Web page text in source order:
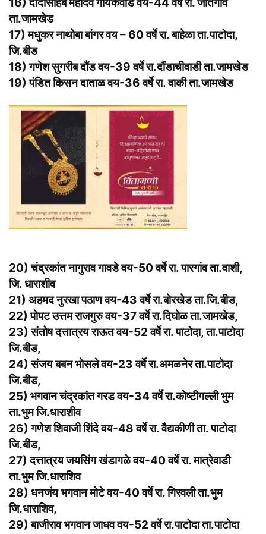
16) दादासाहेब महादेव गायकवाड वय-44 वर्षे रा. जातेगांव
ता.जामखेड
17) मधुकर नाथोबा बांगर वय – 60 वर्षे रा. बाहेळा ता.पाटोदा,
जि.बीड
18) गणेश सुगरीब दौंड वय-39 वर्षे रा.दौंडाचीवाडी ता.जामखेड
19) पंडित किसन दाताळ वय-36 वर्षे रा. वाकी ता.जामखेड
20) चंद्रकांत नागुराव गावडे वय-50 वर्षे रा. पारगांव ता.वाशी,
जि. धाराशीव
21) अहमद नुरखा पठाण वय-43 वर्षे रा.बोरखेड ता.जि.बीड,
22) पोपट उत्तम राजगुरु वय-37 वर्षे रा.दिघोळ ता.जामखेड,
23) संतोष दत्तात्रय राऊत वय-52 वर्षे रा. पाटोदा, ता.पाटोदा
जि.बीड,
24) संजय बबन भोसले वय-23 वर्षे रा.अमळनेर ता.पाटोदा
जि.बीड,
25) भगवान चंद्रकांत गरड वय-34 वर्षे रा.कोष्टीगल्ली भुम
ता.भुम जि.धाराशीव
26) गणेश शिवाजी शिंदे वय-48 वर्षे रा. वैद्यकीणी ता. पाटोदा
जि.बीड,
27) दत्तात्रय जयसिंग खंडागळे वय-40 वर्षे रा. मात्रेवाडी
ता.भुम जि.धाराशिव
28) धनजंय भगवान मोटे वय-40 वर्षे रा. गिरवली ता.भुम
जि.धाराशिव,
29) बाजीराव भगवान जाधव वय-52 वर्षे रा.पाटोदा ता.पाटोदा